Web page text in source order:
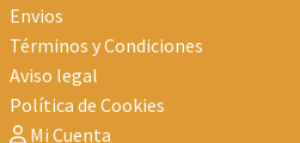
Envios
Términos y Condiciones
Aviso legal
Política de Cookies
Mi Cuenta